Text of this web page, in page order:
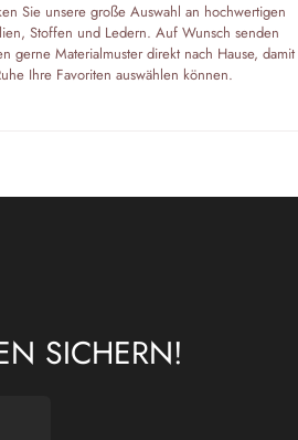
Sie unsere große Auswahl an hochwertigen
Stoffen und Ledern. Auf Wunsch senden
gerne Materialmuster direkt nach Hause, damit
Ihre Favoriten auswählen können.
SICHERN!